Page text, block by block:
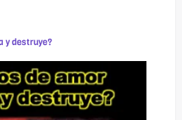
y destruye?